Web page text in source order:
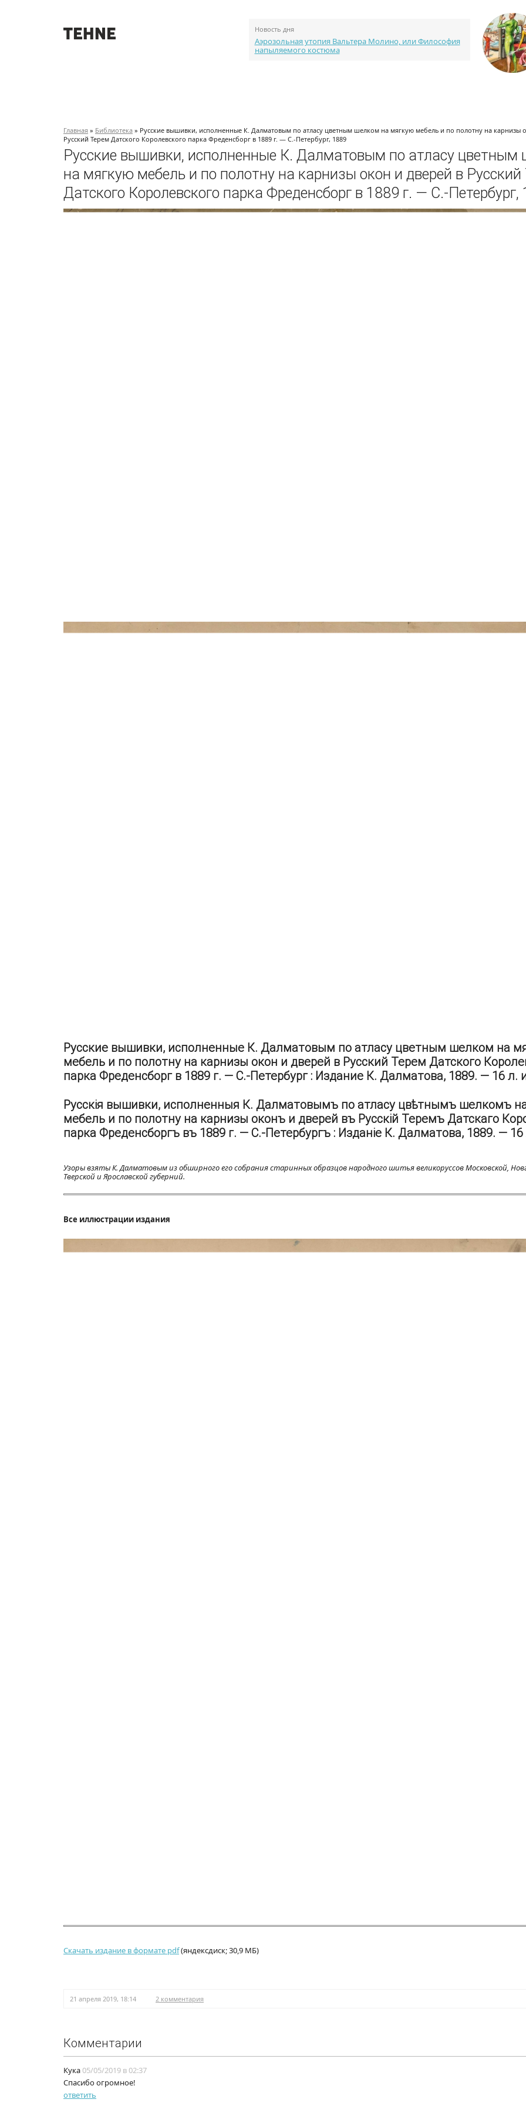
Новость дня
Аэрозольная утопия Вальтера Молино, или Философия
напыляемого костюма
Главная » Библиотека » Русские вышивки, исполненные К. Далматовым по атласу цветным шелком на мягкую мебель и по полотну на карнизы
Русский Терем Датского Королевского парка Фреденсборг в 1889 г. — С.-Петербург, 1889
Русские вышивки, исполненные К. Далматовым по атласу цветным
на мягкую мебель и по полотну на карнизы окон и дверей в Русский
Датского Королевского парка Фреденсборг в 1889 г. — С.-Петербург,
Русские вышивки, исполненные К. Далматовым по атласу цветным шелком на
мебель и по полотну на карнизы окон и дверей в Русский Терем Датского
парка Фреденсборг в 1889 г. — С.-Петербург : Издание К. Далматова, 1889. — 16 л.
Русскія вышивки, исполненныя К. Далматовымъ по атласу цвѣтнымъ шелкомъ
мебель и по полотну на карнизы оконъ и дверей въ Русскій Теремъ Датскаго
парка Фреденсборгъ въ 1889 г. — С.-Петербургъ : Изданіе К. Далматова, 1889. — 16
Узоры взяты К. Далматовым из обширного его собрания старинных образцов народного шитья великоруссов Московской,
Тверской и Ярославской губерний.
Все иллюстрации издания
Скачать издание в формате pdf(яндексдиск; 30,9 МБ)
21 апреля 2019, 18:14 2 комментария
Комментарии
Кука 05/05/2019 в 02:37
Спасибо огромное!
ответить